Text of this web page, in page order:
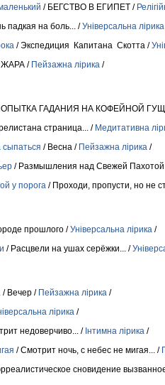
/ БЕГСТВО В ЕГИПЕТ /
падкая на боль... /Універсальна лірика
/ Экспедиция Капитана Скотта /
ЖАРА / Пейзажна лірика /
ГАДАНИЯ НА КОФЕЙНОЙ
страница... / Медитативна
сыпаться / Весна / Пейзажна лірика /
/ Размышления над Свежей
у порога / Проходи, пропусти, но не
прошлого /Універсальна лірика /
/ Расцвели на ушах серёжки... /
/ Вечер / Пейзажна лірика /
лірика /
недоверчиво... / Інтимна лірика /
/ Смотрит ночь, с небес не мигая... /
сновидение